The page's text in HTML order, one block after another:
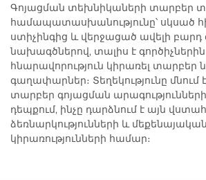
Գոյացման տեխնիկաների տարբեր
համապատասխանությունը՝ սկսած
ստիչինգից և վերջացած ավելի բարդ
նախագծներով, տալիս է գործիչներին
հնարավորություն կիրառել տարբեր
գաղափարներ։ Տեղեկությունը
տարբեր գոյացման
դեպքում, ինչը դարձնում է այն
ձեռնարկությունների և մեքենայական
կիրառությունների համար։